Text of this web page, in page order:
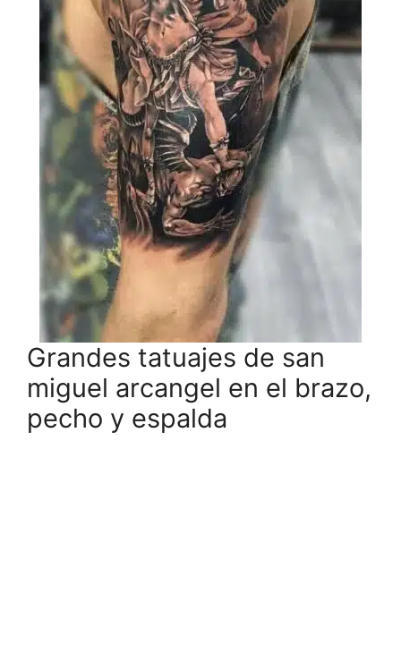
Grandes tatuajes de san
miguel arcangel en el brazo,
pecho y espalda